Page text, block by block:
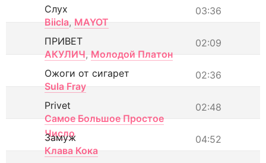
03:36
Слух
Biicla, MAYOT
02:09
ПРИВЕТ
АКУЛИЧ, Молодой Платон
02:36
Ожоги от сигарет
Sula Fray
02:48
Privet
Самое Большое Простое
Число
04:52
Замуж
Клава Кока